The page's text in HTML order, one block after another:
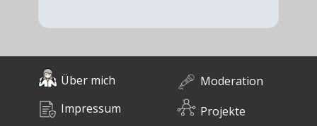
Moderation
Über mich
Projekte
Impressum